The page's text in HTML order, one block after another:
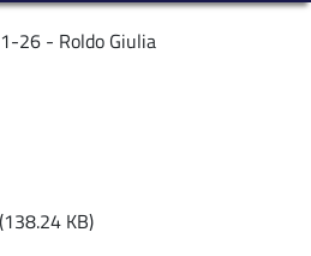
26 - Roldo Giulia
(138.24 KB)